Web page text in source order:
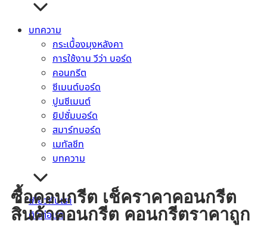
บทความ
กระเบื้องมุงหลังคา
การใช้งาน วีว่า บอร์ด
คอนกรีต
ซีเมนต์บอร์ด
ปูนซีเมนต์
ยิปซั่มบอร์ด
สมาร์ทบอร์ด
เมทัลชีท
บทความ
เกี่ยวกับเรา
ติดต่อเรา
ประตู วงกบ
เคมีก่อสร้าง
งานกันซึม
งานโครงสร้าง
งานผนัง
งานพื้น
งานอุดรอยต่อและยึดติด
น้ำยาผสม
น้ำยาเคลือบและป้องกันผื้นผิว
อื่นๆ
ซื้อคอนกรีต เช็คราคาคอนกรีต
สินค้าคอนกรีต คอนกรีตราคาถูก